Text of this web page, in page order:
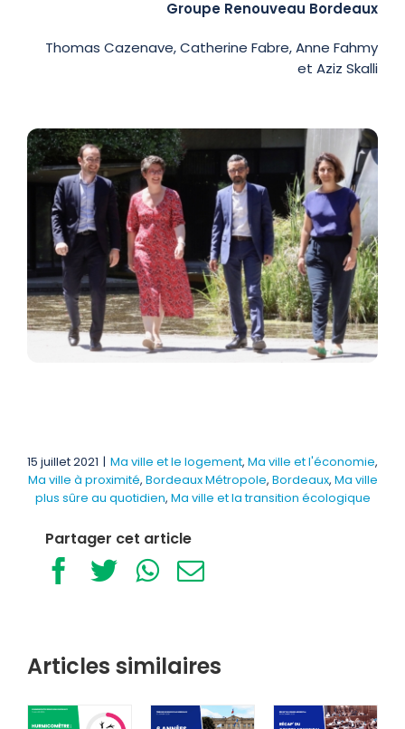
Groupe Renouveau Bordeaux
Thomas Cazenave, Catherine Fabre, Anne Fahmy
et Aziz Skalli
15 juillet 2021 | Ma ville et le logement, Ma ville et l'économie,
Ma ville à proximité, Bordeaux Métropole, Bordeaux, Ma ville
plus sûre au quotidien, Ma ville et la transition écologique
Partager cet article
Facebook
TwitterWhatsApp
Email
Articles similaires